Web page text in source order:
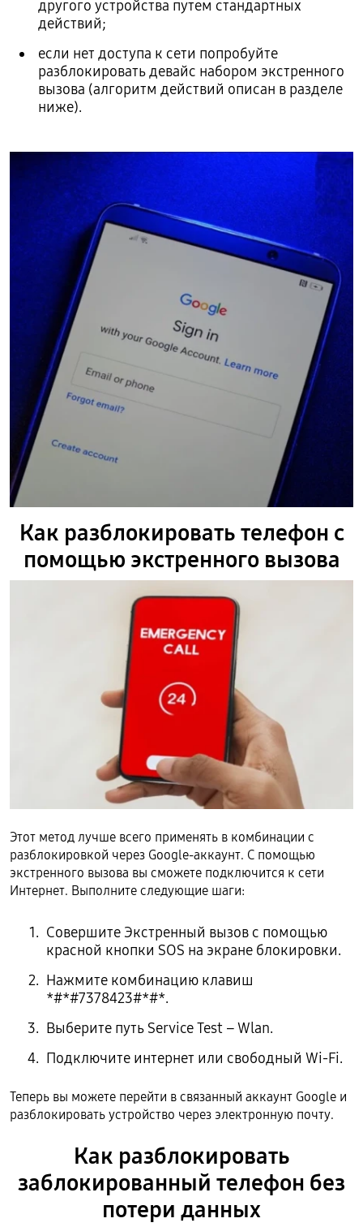
другого устройства путем стандартных
действий;
если нет доступа к сети попробуйте
разблокировать девайс набором экстренного
вызова (алгоритм действий описан в разделе
ниже).
Как разблокировать телефон с
помощью экстренного вызова
Этот метод лучше всего применять в комбинации с
разблокировкой через Google-аккаунт. С помощью
экстренного вызова вы сможете подключится к сети
Интернет. Выполните следующие шаги:
Совершите Экстренный вызов с помощью
красной кнопки SOS на экране блокировки.
Нажмите комбинацию клавиш
*#*#7378423#*#*.
Выберите путь Service Test – Wlan.
Подключите интернет или свободный Wi-Fi.
Теперь вы можете перейти в связанный аккаунт Google и
разблокировать устройство через электронную почту.
Как разблокировать
заблокированный телефон без
потери данных